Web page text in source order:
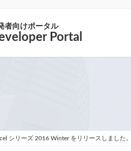
者向けポータル
Portal
シリーズ 2016 Winter をリリースしました。